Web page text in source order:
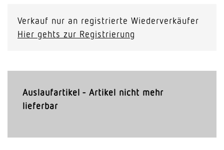
Verkauf nur an registrierte Wiederverkäufer
Hier gehts zur Registrierung
Auslaufartikel - Artikel nicht mehr
lieferbar